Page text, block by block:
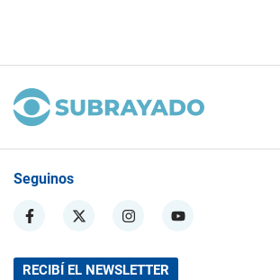
Seguinos
RECIBÍ EL NEWSLETTER